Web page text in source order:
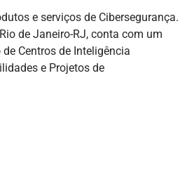
e serviços de Cibersegurança.
de Janeiro-RJ, conta com um
Centros de Inteligência
e Projetos de